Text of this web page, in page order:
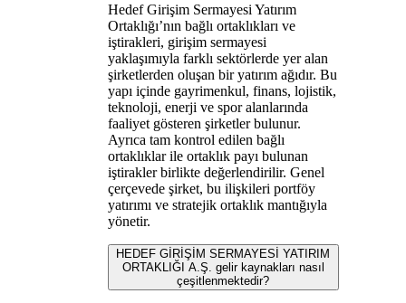
Hedef Girişim Sermayesi Yatırım
Ortaklığı’nın bağlı ortaklıkları ve
iştirakleri, girişim sermayesi
yaklaşımıyla farklı sektörlerde yer alan
şirketlerden oluşan bir yatırım ağıdır. Bu
yapı içinde gayrimenkul, finans, lojistik,
teknoloji, enerji ve spor alanlarında
faaliyet gösteren şirketler bulunur.
Ayrıca tam kontrol edilen bağlı
ortaklıklar ile ortaklık payı bulunan
iştirakler birlikte değerlendirilir. Genel
çerçevede şirket, bu ilişkileri portföy
yatırımı ve stratejik ortaklık mantığıyla
yönetir.
HEDEF GİRİŞİM SERMAYESİ YATIRIM
ORTAKLIĞI A.Ş. gelir kaynakları nasıl
çeşitlenmektedir?